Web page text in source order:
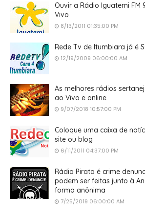
Ouvir a Rádio Iguatemi FM
Vivo
8/13/2011 01:35:00 PM
Rede Tv de Itumbiara já é
12/19/2009 06:00:00 AM
As melhores rádios
ao Vivo e online
9/07/2018 10:57:00 PM
Coloque uma caixa de
site ou blog
6/11/2011 04:37:00 PM
Rádio Pirata é crime
podem ser feitas junto à
forma anônima
7/25/2019 06:00:00 AM